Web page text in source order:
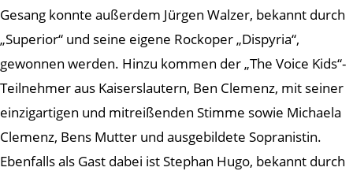
Gesang konnte außerdem Jürgen Walzer, bekannt durch
„Superior“ und seine eigene Rockoper „Dispyria“,
gewonnen werden. Hinzu kommen der „The Voice Kids“-
Teilnehmer aus Kaiserslautern, Ben Clemenz, mit seiner
einzigartigen und mitreißenden Stimme sowie Michaela
Clemenz, Bens Mutter und ausgebildete Sopranistin.
Ebenfalls als Gast dabei ist Stephan Hugo, bekannt durch